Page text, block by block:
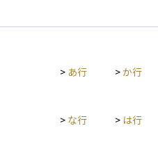
の保障があるという安心感を
> あ行 >か行
> な行 > は行